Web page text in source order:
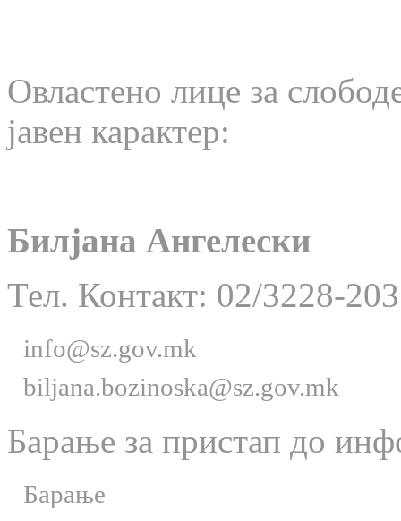
Овластено лице за
јавен карактер:
Билјана Ангелески
Тел. Контакт: 02/3228-203
info@sz.gov.mk
biljana.bozinoska@sz.gov.mk
Барање за пристап до
Барање